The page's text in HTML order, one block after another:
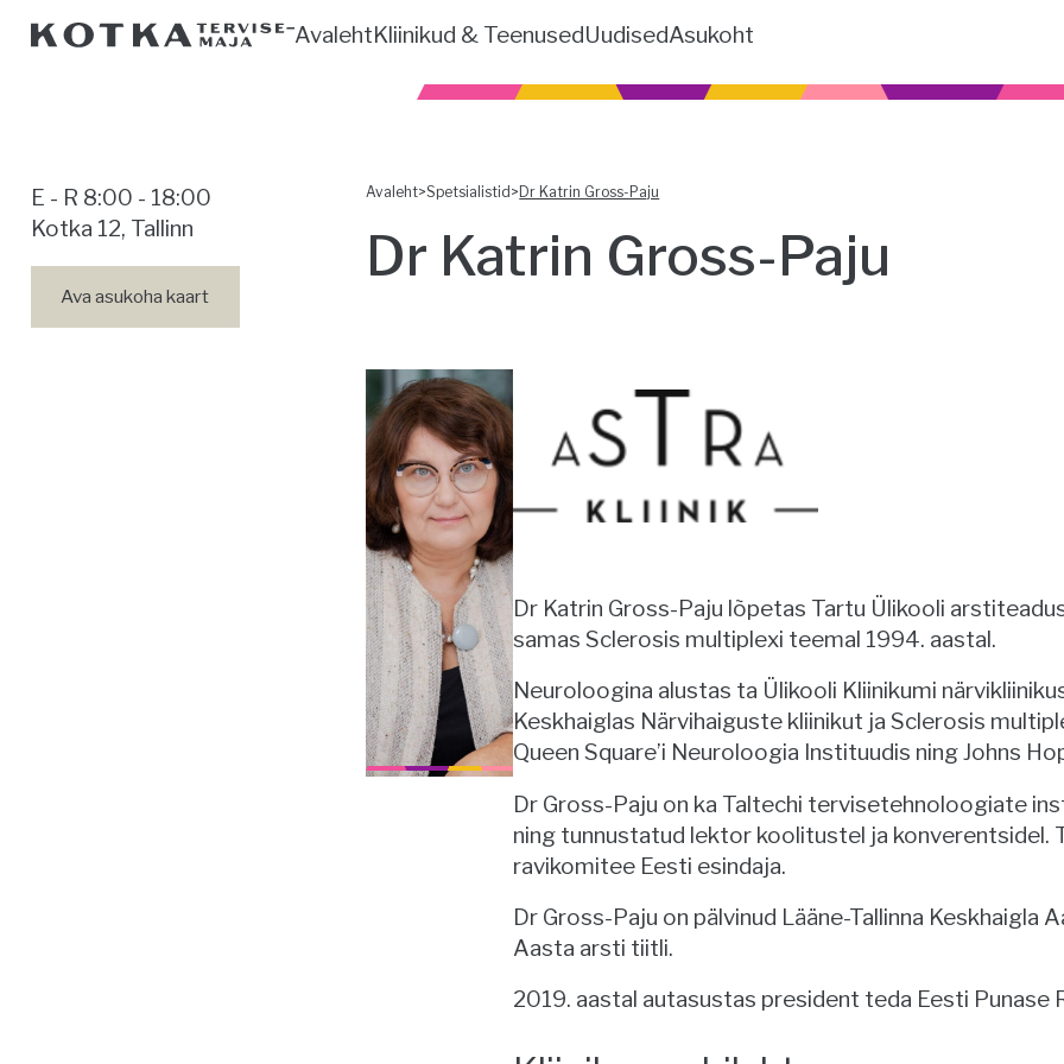
AvalehtKliinikud & TeenusedUudisedAsukoht
E - R 8:00 - 18:00
Kotka 12, Tallinn
Ava asukoha kaart
Avaleht>Spetsialistid > Dr Katrin Gross-Paju
Dr Katrin Gross-Paju
Dr Katrin Gross-Paju lõpetas Tartu Ülikooli
samas Sclerosis multiplexi teemal 1994. aastal.
Neuroloogina alustas ta Ülikooli Kliinikumi
Keskhaiglas Närvihaiguste kliinikut ja Sclerosis
Queen Square’i Neuroloogia Instituudis ning Johns
Dr Gross-Paju on ka Taltechi tervisetehnoloogiate
ning tunnustatud lektor koolitustel ja konverentsidel.
ravikomitee Eesti esindaja.
Dr Gross-Paju on pälvinud Lääne-Tallinna
Aasta arsti tiitli.
2019. aastal autasustas president teda Eesti Punase